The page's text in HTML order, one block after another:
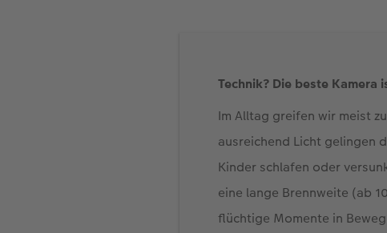
Technik? Die beste Kamera
Im Alltag greifen wir meist
ausreichend Licht gelingen
Kinder schlafen oder
eine lange Brennweite (ab
flüchtige Momente in